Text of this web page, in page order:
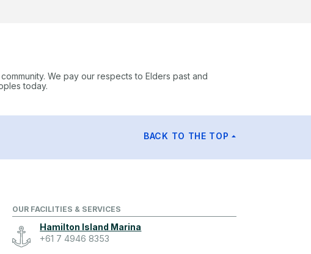
We pay our respects to Elders past and
today.
BACK TO THE TOP
OUR FACILITIES & SERVICES
Hamilton Island Marina
+61 7 4946 8353